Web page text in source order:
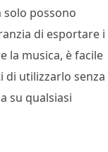
possono
di esportare i
la musica, è facile
di utilizzarlo senza
su qualsiasi